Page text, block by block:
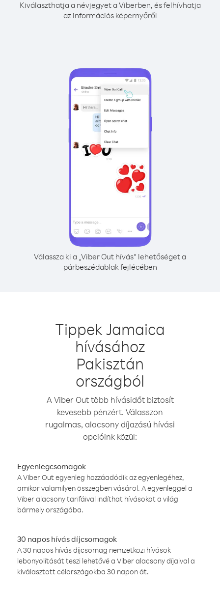
Kiválaszthatja a névjegyet a Viberben, és felhívhatja
az információs képernyőről
Válassza ki a „Viber Out hívás” lehetőséget a
párbeszédablak fejlécében
Tippek Jamaica
hívásához
Pakisztán
országból
A Viber Out több hívásidőt biztosít
kevesebb pénzért. Válasszon
rugalmas, alacsony díjazású hívási
opcióink közül:
Egyenlegcsomagok
A Viber Out egyenleg hozzáadódik az egyenlegéhez,
amikor valamilyen összegben vásárol. A egyenleggel a
Viber alacsony tarifáival indíthat hívásokat a világ
bármely országába.
30 napos hívás díjcsomagok
A 30 napos hívás díjcsomag nemzetközi hívások
lebonyolítását teszi lehetővé a Viber alacsony díjaival a
kiválasztott célországokba 30 napon át.